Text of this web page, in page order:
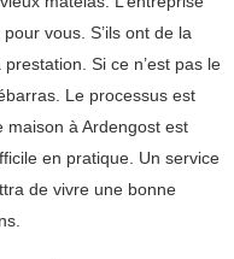
vous. S’ils ont de la
Si ce n’est pas le
Le processus est
maison à Ardengost est
en pratique. Un service
de vivre une bonne